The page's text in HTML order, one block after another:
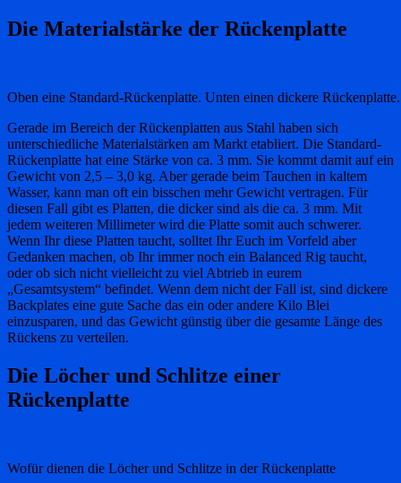
Die Materialstärke der Rückenplatte
Oben eine Standard-Rückenplatte. Unten einen dickere Rückenplatte.
Gerade im Bereich der Rückenplatten aus Stahl haben sich
unterschiedliche Materialstärken am Markt etabliert. Die Standard-
Rückenplatte hat eine Stärke von ca. 3 mm. Sie kommt damit auf ein
Gewicht von 2,5 – 3,0 kg. Aber gerade beim Tauchen in kaltem
Wasser, kann man oft ein bisschen mehr Gewicht vertragen. Für
diesen Fall gibt es Platten, die dicker sind als die ca. 3 mm. Mit
jedem weiteren Millimeter wird die Platte somit auch schwerer.
Wenn Ihr diese Platten taucht, solltet Ihr Euch im Vorfeld aber
Gedanken machen, ob Ihr immer noch ein Balanced Rig taucht,
oder ob sich nicht vielleicht zu viel Abtrieb in eurem
„Gesamtsystem“ befindet. Wenn dem nicht der Fall ist, sind dickere
Backplates eine gute Sache das ein oder andere Kilo Blei
einzusparen, und das Gewicht günstig über die gesamte Länge des
Rückens zu verteilen.
Die Löcher und Schlitze einer
Rückenplatte
Wofür dienen die Löcher und Schlitze in der Rückenplatte